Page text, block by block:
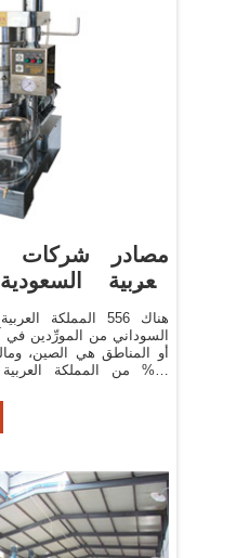
مصادر شركات
العربية
هناك 556 المملكة
السوداني من المورِّدين في
و1% من المملكة